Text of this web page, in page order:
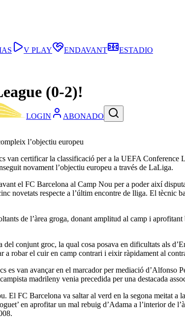
LOGIN ABONADO
V PLAY ENDAVANT ESTADIO
(0-2)!
l’objectiu europeu
certificar la classificació per a la UEFA Conference
novament l’objectiu europeu a través de LaLiga.
el FC Barcelona al Camp Nou per a poder així
novetats respecte a l’últim encontre de lliga. El
de l’àrea groga, donant amplitud al camp i aprofitant
conjunt groc, la qual cosa posava en dificultats als
a robar el cuir en camp contrari i eixir ràpidament al
es van avançar en el marcador per mediació d’Alfonso
madrileny venia precedida per una destacada
El FC Barcelona va saltar al verd en la segona meitat
en aprofitar un mal rebuig d’Adama a l’interior de